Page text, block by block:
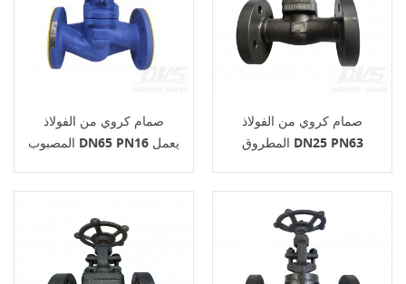
صمام كروي من الفولاذ
المصبوب DN65 PN16 يعمل
صمام كروي من الفولاذ
المطروق DN25 PN63